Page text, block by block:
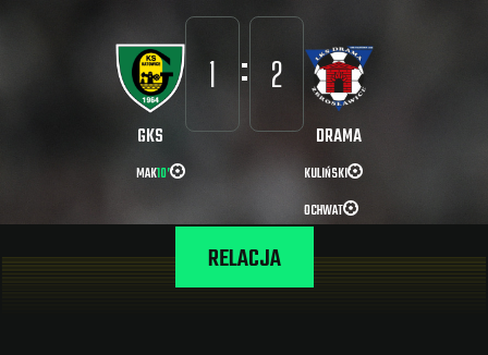
GKS
MAK10’
1 : 2
DRAMA
KULIŃSKI
OCHWAT
RELACJA